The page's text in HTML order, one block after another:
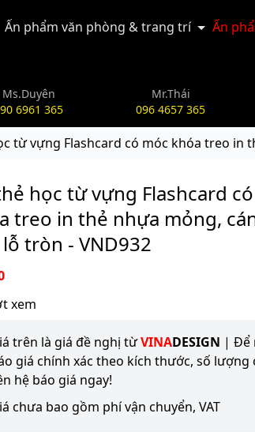
Ấn phẩm văn phòng & trang trí Ấn
Ms.Duyên
6961 365
Mr.Thái
096 4657 365
từ vựng Flashcard có móc khóa treo in
học từ vựng Flashcard
treo in thẻ nhựa mỏng,
tròn - VND932
xem
trên là giá đề nghị từVINADESIGN | Để
giá chính xác theo kích thước, số lượng
hệ báo giá ngay!
chưa bao gồm phí vận chuyển, VAT